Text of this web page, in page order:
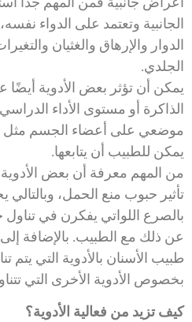
الجانبية وتعتمد على الدواء
الدوار والإرهاق والغثيان
الجلدي.
يمكن أن تؤثر بعض الأدوية
الذاكرة أو مستوى الأداء
موضعي على أعضاء الجسم مثل
يمكن للطبيب أن يتابعها.
من المهم معرفة أن بعض
تأثير حبوب منع الحمل،
بالصرع اللواتي يفكرن في
عن ذلك مع الطبيب. بالإضافة إلى
طبيب الأسنان بالأدوية التي يتم
بخصوص الأدوية الأخرى التي
كيف تزيد من فعالية الأدوية؟